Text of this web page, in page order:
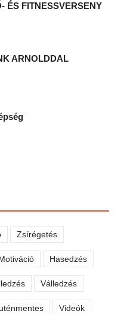
ÉS FITNESSVERSENY
ARNOLDDAL
Zsírégetés
Hasedzés
Válledzés
Videók